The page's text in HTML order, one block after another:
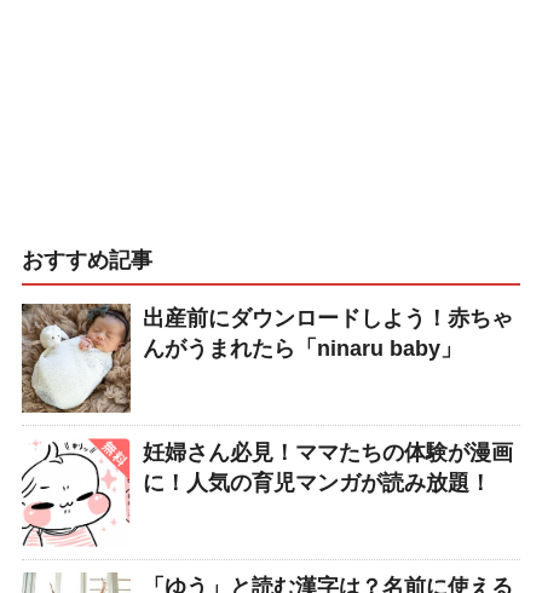
おすすめ記事
出産前にダウンロードしよう！赤ちゃ
んがうまれたら「ninaru baby」
妊婦さん必見！ママたちの体験が漫画
に！人気の育児マンガが読み放題！
「ゆう」と読む漢字は？名前に使える